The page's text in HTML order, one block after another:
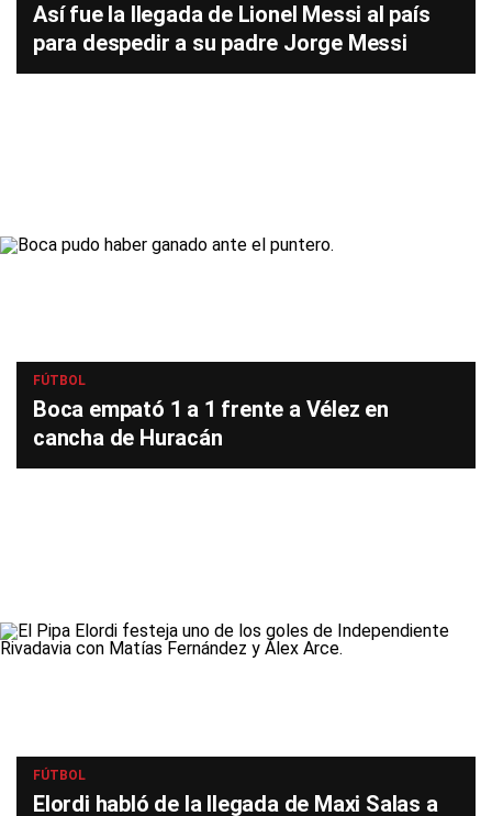
Así fue la llegada de Lionel Messi al país
para despedir a su padre Jorge Messi
FÚTBOL
Boca empató 1 a 1 frente a Vélez en
cancha de Huracán
FÚTBOL
Elordi habló de la llegada de Maxi Salas a